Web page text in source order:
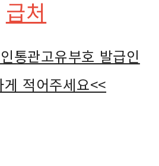
급처
통관고유부호 발급인
적어주세요<<